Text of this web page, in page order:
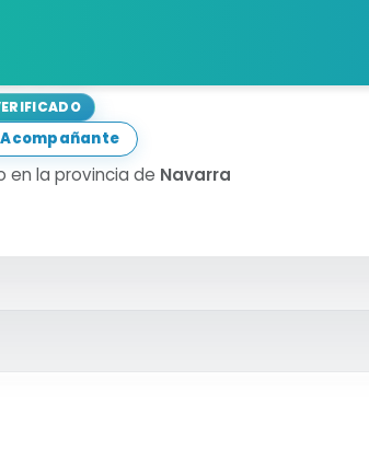
en la provincia de Navarra